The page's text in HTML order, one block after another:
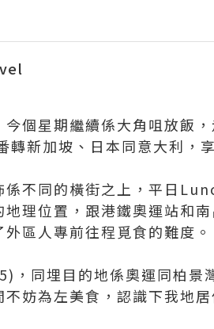
個星期繼續係大角咀放飯
新加坡、日本同意大利，
係不同的橫街之上，平日
理位置，跟港鐵奧運站和
區人專前往程覓食的難度。
同埋目的地係奧運同柏景
妨為左美食，認識下我地